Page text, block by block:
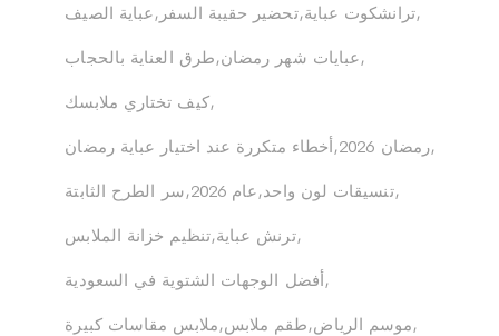
عباية الصيف تحضير حقيبة السفر ترانشكوت عباية
طرق العناية بالحجاب عبايات شهر رمضان
كيف تختاري ملابسك
أخطاء متكررة عند اختيار عباية رمضان رمضان 2026
سر الطرح الثابتة عام 2026 تنسيقات لون واحد
تنظيم خزانة الملابس ترنش عباية
أفضل الوجهات الشتوية في السعودية
ملابس مقاسات كبيرة طقم ملابس موسم الرياض